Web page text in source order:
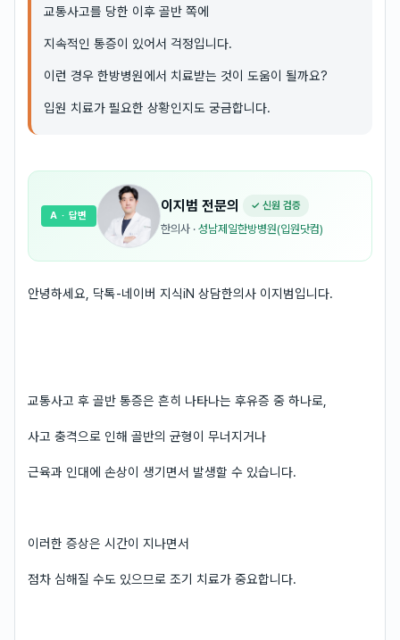
교통사고를 당한 이후 골반 쪽에
지속적인 통증이 있어서 걱정입니다.
이런 경우 한방병원에서 치료받는 것이 도움이 될까요?
입원 치료가 필요한 상황인지도 궁금합니다.
이지범 전문의 ✓ 신원 검증
한의사 · 성남제일한방병원(입원닷컴)
A · 답변
안녕하세요, 닥톡-네이버 지식iN 상담한의사 이지범입니다.
교통사고 후 골반 통증은 흔히 나타나는 후유증 중 하나로,
사고 충격으로 인해 골반의 균형이 무너지거나
근육과 인대에 손상이 생기면서 발생할 수 있습니다.
이러한 증상은 시간이 지나면서
점차 심해질 수도 있으므로 조기 치료가 중요합니다.